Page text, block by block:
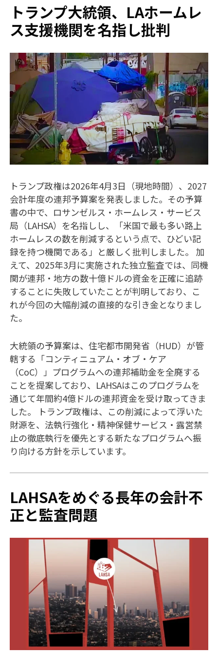
トランプ大統領、LAホームレ
ス支援機関を名指し批判
トランプ政権は2026年4月3日（現地時間）、2027
会計年度の連邦予算案を発表しました。その予算
書の中で、ロサンゼルス・ホームレス・サービス
局（LAHSA）を名指しし、「米国で最も多い路上
ホームレスの数を削減するという点で、ひどい記
録を持つ機関である」と厳しく批判しました。 加
えて、2025年3月に実施された独立監査では、同機
関が連邦・地方の数十億ドルの資金を正確に追跡
することに失敗していたことが判明しており、こ
れが今回の大幅削減の直接的な引き金となりまし
た。
大統領の予算案は、住宅都市開発省（HUD）が管
轄する「コンティニュアム・オブ・ケア
（CoC）」プログラムへの連邦補助金を全廃する
ことを提案しており、LAHSAはこのプログラムを
通じて年間約4億ドルの連邦資金を受け取ってきま
した。 トランプ政権は、この削減によって浮いた
財源を、法執行強化・精神保健サービス・露営禁
止の徹底執行を優先とする新たなプログラムへ振
り向ける方針を示しています。
LAHSAをめぐる長年の会計不
正と監査問題